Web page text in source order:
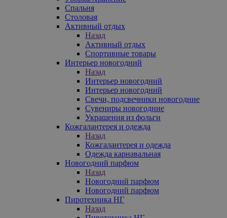
Спальня
Столовая
Активный отдых
Назад
Активный отдых
Спортивные товары
Интерьер новогодний
Назад
Интерьер новогодний
Интерьер новогодний
Свечи, подсвечники новогодние
Сувениры новогодние
Украшения из фольги
Кожгалантерея и одежда
Назад
Кожгалантерея и одежда
Одежда карнавальная
Новогодний парфюм
Назад
Новогодний парфюм
Новогодний парфюм
Пиротехника НГ
Назад